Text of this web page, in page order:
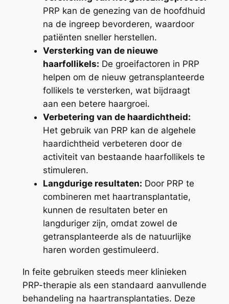
PRP kan de genezing van de hoofdhuid
na de ingreep bevorderen, waardoor
patiënten sneller herstellen.
Versterking van de nieuwe
haarfollikels: De groeifactoren in PRP
helpen om de nieuw getransplanteerde
follikels te versterken, wat bijdraagt
aan een betere haargroei.
Verbetering van de haardichtheid:
Het gebruik van PRP kan de algehele
haardichtheid verbeteren door de
activiteit van bestaande haarfollikels te
stimuleren.
Langdurige resultaten: Door PRP te
combineren met haartransplantatie,
kunnen de resultaten beter en
langduriger zijn, omdat zowel de
getransplanteerde als de natuurlijke
haren worden gestimuleerd.
In feite gebruiken steeds meer klinieken
PRP-therapie als een standaard aanvullende
behandeling na haartransplantaties. Deze